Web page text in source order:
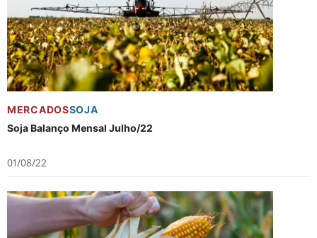
MERCADOSSOJA
Soja Balanço Mensal Julho/22
01/08/22